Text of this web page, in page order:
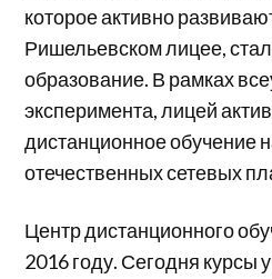
которое активно
Ришельевском лицее,
образование. В рамках
эксперимента, лицей
дистанционное обучение
отечественных сетевых
Центр дистанционного
2016 году. Сегодня курсы